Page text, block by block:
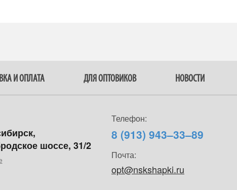
И ОПЛАТА ДЛЯ ОПТОВИКОВ НОВОСТИ
шоссе, 31/2
Телефон:
8 (913) 943–33–89
Почта:
opt@nskshapki.ru